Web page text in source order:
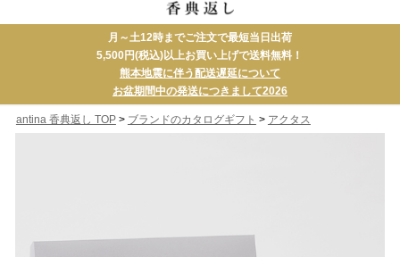
月～土12時までご注文で最短当日出荷
5,500円(税込)以上お買い上げで送料無料！
熊本地震に伴う配送遅延について
お盆期間中の発送につきまして2026
antina 香典返し TOP> ブランドのカタログギフト > アクタス